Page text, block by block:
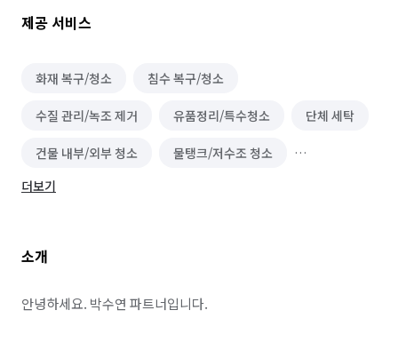
제공 서비스
화재 복구/청소 침수 복구/청소
수질 관리/녹조 제거 유품정리/특수청소 단체 세탁
건물 내부/외부 청소 물탱크/저수조 청소
이사청소/입주청소
하수구 청소
더보기
소개
안녕하세요. 박수연 파트너입니다.